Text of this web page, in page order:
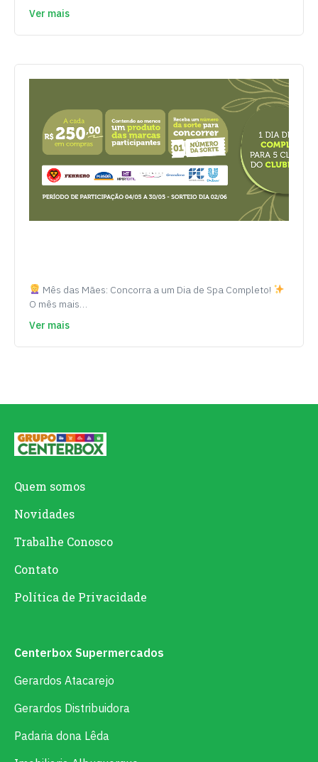
Ver mais
Mês das Mães: Concorra a um Dia de Spa Completo!
O mês mais…
Ver mais
Quem somos
Novidades
Trabalhe Conosco
Contato
Política de Privacidade
Centerbox Supermercados
Gerardos Atacarejo
Gerardos Distribuidora
Padaria dona Lêda